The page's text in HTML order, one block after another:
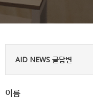
AID NEWS 글답변
이름